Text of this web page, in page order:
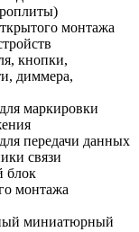
монтажа
кнопки,
диммера,
маркировки
передачи данных
связи
блок
монтажа
миниатюрный